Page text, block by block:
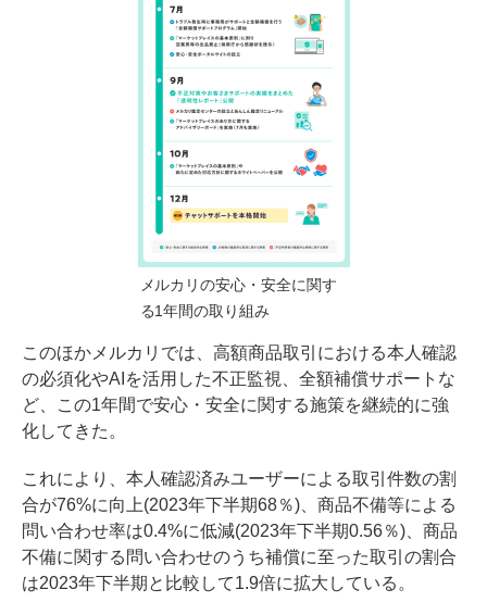
メルカリの安心・安全に関す
る1年間の取り組み
このほかメルカリでは、高額商品取引における本人確認
の必須化やAIを活用した不正監視、全額補償サポートな
ど、この1年間で安心・安全に関する施策を継続的に強
化してきた。
これにより、本人確認済みユーザーによる取引件数の割
合が76%に向上(2023年下半期68％)、商品不備等による
問い合わせ率は0.4%に低減(2023年下半期0.56％)、商品
不備に関する問い合わせのうち補償に至った取引の割合
は2023年下半期と比較して1.9倍に拡大している。